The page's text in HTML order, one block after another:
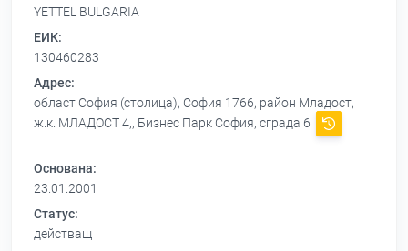
YETTEL BULGARIA
ЕИК:
130460283
Адрес:
област София (столица), София 1766, район Младост,
ж.к. МЛАДОСТ 4,, Бизнес Парк София, сграда 6
Основана:
23.01.2001
Статус:
действащ